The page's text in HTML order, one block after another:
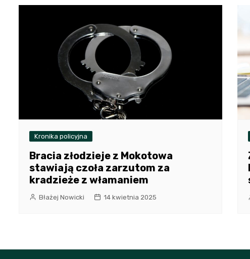
Kronika policyjna
Bracia złodzieje z Mokotowa
stawiają czoła zarzutom za
kradzieże z włamaniem
Błażej Nowicki 14 kwietnia 2025